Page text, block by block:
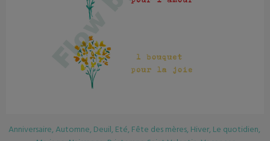
,Hiver,Le quotidien,
Anniversaire,Automne,Deuil,Eté,Fête des